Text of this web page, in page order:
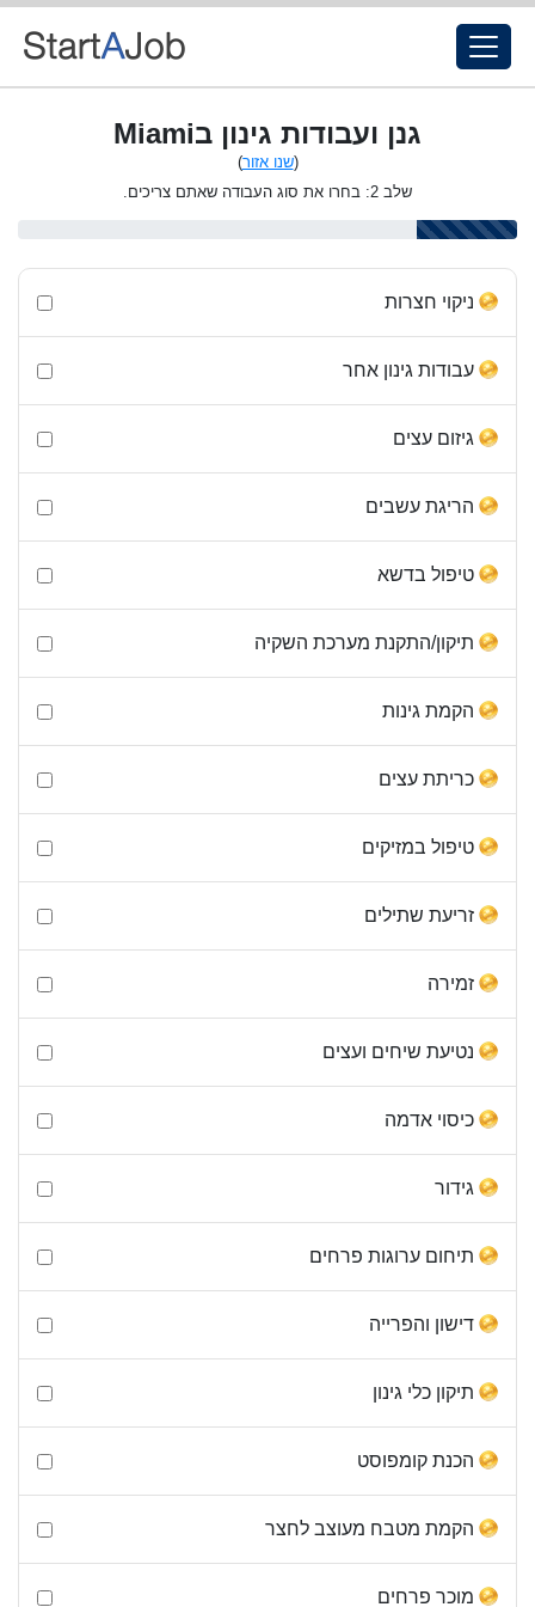
גנן ועבודות גינון בMiami
(שנו אזור)
שלב 2: בחרו את סוג העבודה שאתם צריכים.
ניקוי חצרות
עבודות גינון אחר
גיזום עצים
הריגת עשבים
טיפול בדשא
תיקון/התקנת מערכת השקיה
הקמת גינות
כריתת עצים
טיפול במזיקים
זריעת שתילים
זמירה
נטיעת שיחים ועצים
כיסוי אדמה
גידור
תיחום ערוגות פרחים
דישון והפרייה
תיקון כלי גינון
הכנת קומפוסט
הקמת מטבח מעוצב לחצר
מוכר פרחים